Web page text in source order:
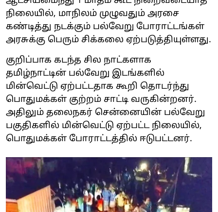
நிலையில், மாநிலம் முழுவதும் அரசை
கண்டித்து நடக்கும் பல்வேறு போராட்டங்கள்
அரசுக்கு பெரும் சிக்கலை ஏற்படுத்தியுள்ளது.
குறிப்பாக கடந்த சில நாட்களாக
தமிழ்நாட்டின் பல்வேறு இடங்களில்
மின்வெட்டு ஏற்பட்டதாக கூறி தொடர்ந்து
பொதுமக்கள் குற்றம் சாட்டி வருகின்றனர்.
அதிலும் தலைநகர் சென்னையின் பல்வேறு
பகுதிகளில் மின்வெட்டு ஏற்பட்ட நிலையில்,
பொதுமக்கள் போராட்டத்தில் ஈடுபட்டனர்.